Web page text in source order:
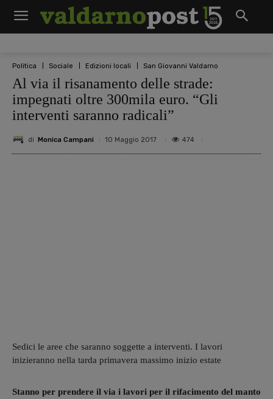
Politica Sociale Edizioni locali San Giovanni Valdarno
Al via il risanamento delle strade:
impegnati oltre 300mila euro. “Gli
interventi saranno radicali”
di Monica Campani 10 Maggio 2017 474
Sedici le aree che saranno soggette a interventi. I lavori
inizieranno nella tarda primavera massimo inizio estate
Stanno per prendere il via i lavori per il rifacimento del manto